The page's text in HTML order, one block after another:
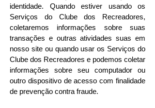
identidade. Quando estiver usando os
Serviços do Clube dos Recreadores,
coletaremos informações sobre suas
transações e outras atividades suas em
nosso site ou quando usar os Serviços do
Clube dos Recreadores e podemos coletar
informações sobre seu computador ou
outro dispositivo de acesso com finalidade
de prevenção contra fraude.